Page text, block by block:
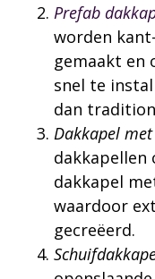
Prefab
worden
gemaakt en
snel te
dan
Dakkapel
dakkapellen
dakkapel
waardoor
gecreëerd.